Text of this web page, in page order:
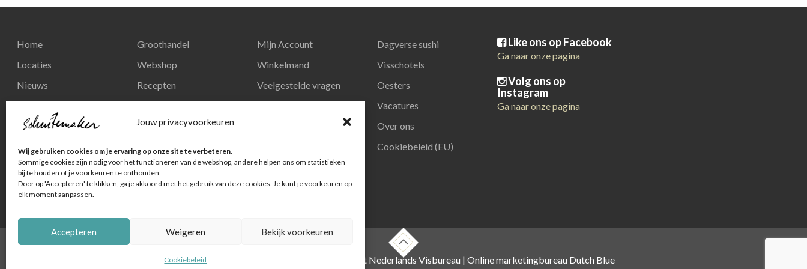
Jouw privacyvoorkeuren
Wij gebruiken cookies om je ervaring op onze site te verbeteren.
Sommige cookies zijn nodig voor het functioneren van de webshop, andere helpen ons om statistieken
bij te houden of je voorkeuren te onthouden.
Door op 'Accepteren' te klikken, ga je akkoord met het gebruik van deze cookies. Je kunt je voorkeuren op
elk moment aanpassen.
Accepteren Weigeren Bekijk voorkeuren
Cookiebeleid
Home
Locaties
Nieuws
Contact
Privacy en
persoonsgegevens
Groothandel
Webshop
Recepten
Mijn Account
Winkelmand
Veelgestelde vragen
Dagverse sushi
Visschotels
Oesters
Vacatures
Over ons
Cookiebeleid (EU)
Like ons op Facebook
Ga naar onze pagina
Volg ons op
Instagram
Ga naar onze pagina
© Schuitemaker Vis , foto's zijn o.a. van het Nederlands Visbureau | Online marketingbureau Dutch Blue